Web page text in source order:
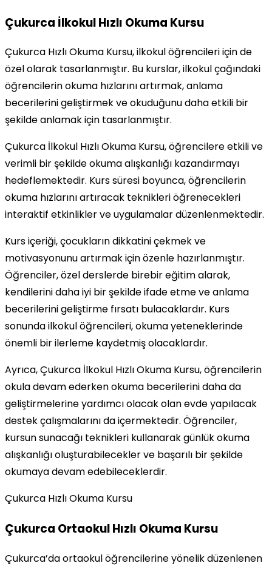
Çukurca İlkokul Hızlı Okuma Kursu
Çukurca Hızlı Okuma Kursu, ilkokul öğrencileri için de
özel olarak tasarlanmıştır. Bu kurslar, ilkokul çağındaki
öğrencilerin okuma hızlarını artırmak, anlama
becerilerini geliştirmek ve okuduğunu daha etkili bir
şekilde anlamak için tasarlanmıştır.
Çukurca İlkokul Hızlı Okuma Kursu, öğrencilere etkili ve
verimli bir şekilde okuma alışkanlığı kazandırmayı
hedeflemektedir. Kurs süresi boyunca, öğrencilerin
okuma hızlarını artıracak teknikleri öğrenecekleri
interaktif etkinlikler ve uygulamalar düzenlenmektedir.
Kurs içeriği, çocukların dikkatini çekmek ve
motivasyonunu artırmak için özenle hazırlanmıştır.
Öğrenciler, özel derslerde birebir eğitim alarak,
kendilerini daha iyi bir şekilde ifade etme ve anlama
becerilerini geliştirme fırsatı bulacaklardır. Kurs
sonunda ilkokul öğrencileri, okuma yeteneklerinde
önemli bir ilerleme kaydetmiş olacaklardır.
Ayrıca, Çukurca İlkokul Hızlı Okuma Kursu, öğrencilerin
okula devam ederken okuma becerilerini daha da
geliştirmelerine yardımcı olacak olan evde yapılacak
destek çalışmalarını da içermektedir. Öğrenciler,
kursun sunacağı teknikleri kullanarak günlük okuma
alışkanlığı oluşturabilecekler ve başarılı bir şekilde
okumaya devam edebileceklerdir.
Çukurca Hızlı Okuma Kursu
Çukurca Ortaokul Hızlı Okuma Kursu
Çukurca’da ortaokul öğrencilerine yönelik düzenlenen